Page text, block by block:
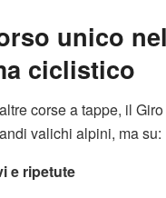
unico nel
ciclistico
corse a tappe, il
valichi alpini, ma su:
e ripetute